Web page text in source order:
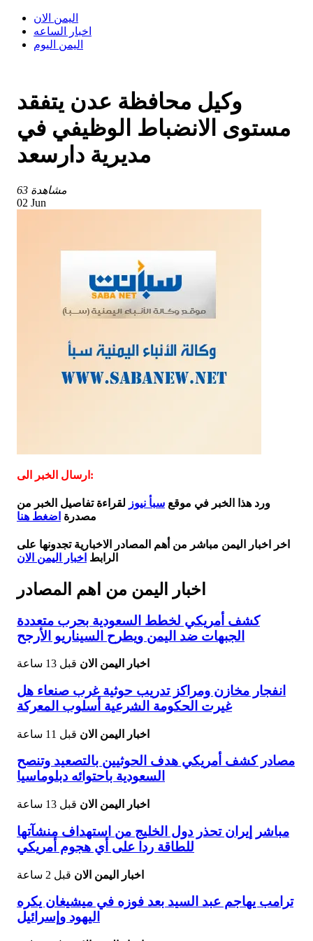
اليمن الان
اخبار الساعه
اليمن اليوم
وكيل محافظة عدن يتفقد
مستوى الانضباط الوظيفي في
مديرية دارسعد
63 مشاهدة
02 Jun
ارسال الخبر الى:
ورد هذا الخبر في موقع سبأ نيوز لقراءة تفاصيل الخبر من
مصدرة اضغط هنا
اخر اخبار اليمن مباشر من أهم المصادر الاخبارية تجدونها على
الرابط اخبار اليمن الان
اخبار اليمن من اهم المصادر
كشف أمريكي لخطط السعودية بحرب متعددة
الجبهات ضد اليمن ويطرح السيناريو الأرجح
اخبار اليمن الان قبل 13 ساعة
انفجار مخازن ومراكز تدريب حوثية غرب صنعاء هل
غيرت الحكومة الشرعية أسلوب المعركة
اخبار اليمن الان قبل 11 ساعة
مصادر كشف أمريكي هدف الحوثيين بالتصعيد وتنصح
السعودية باحتوائه دبلوماسيا
اخبار اليمن الان قبل 13 ساعة
مباشر إيران تحذر دول الخليج من استهداف منشآتها
للطاقة ردا على أي هجوم أمريكي
اخبار اليمن الان قبل 2 ساعة
ترامب يهاجم عبد السيد بعد فوزه في ميشيغان يكره
اليهود وإسرائيل